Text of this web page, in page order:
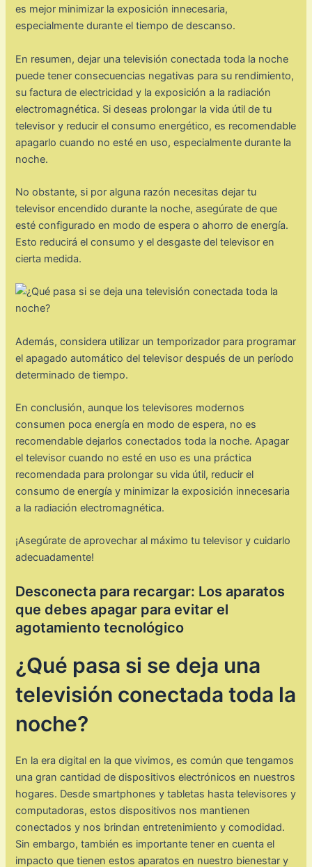
es mejor minimizar la exposición innecesaria,
especialmente durante el tiempo de descanso.
En resumen, dejar una televisión conectada toda la noche
puede tener consecuencias negativas para su rendimiento,
su factura de electricidad y la exposición a la radiación
electromagnética. Si deseas prolongar la vida útil de tu
televisor y reducir el consumo energético, es recomendable
apagarlo cuando no esté en uso, especialmente durante la
noche.
No obstante, si por alguna razón necesitas dejar tu
televisor encendido durante la noche, asegúrate de que
esté configurado en modo de espera o ahorro de energía.
Esto reducirá el consumo y el desgaste del televisor en
cierta medida.
Además, considera utilizar un temporizador para programar
el apagado automático del televisor después de un período
determinado de tiempo.
En conclusión, aunque los televisores modernos
consumen poca energía en modo de espera, no es
recomendable dejarlos conectados toda la noche. Apagar
el televisor cuando no esté en uso es una práctica
recomendada para prolongar su vida útil, reducir el
consumo de energía y minimizar la exposición innecesaria
a la radiación electromagnética.
¡Asegúrate de aprovechar al máximo tu televisor y cuidarlo
adecuadamente!
Desconecta para recargar: Los aparatos
que debes apagar para evitar el
agotamiento tecnológico
¿Qué pasa si se deja una
televisión conectada toda la
noche?
En la era digital en la que vivimos, es común que tengamos
una gran cantidad de dispositivos electrónicos en nuestros
hogares. Desde smartphones y tabletas hasta televisores y
computadoras, estos dispositivos nos mantienen
conectados y nos brindan entretenimiento y comodidad.
Sin embargo, también es importante tener en cuenta el
impacto que tienen estos aparatos en nuestro bienestar y